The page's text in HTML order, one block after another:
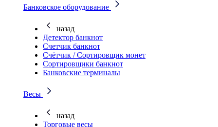
Банковское оборудование
назад
Детектор банкнот
Счетчик банкнот
Счётчик / Сортировщик монет
Сортировщики банкнот
Банковские терминалы
Весы
назад
Торговые весы